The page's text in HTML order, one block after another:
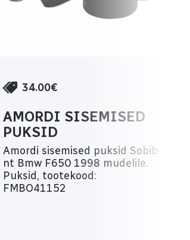
34.00€
AMORDI SISEMISED
PUKSID
Amordi sisemised puksid Sobib
nt Bmw F650 1998 mudelile.
Puksid, tootekood:
FMBO41152